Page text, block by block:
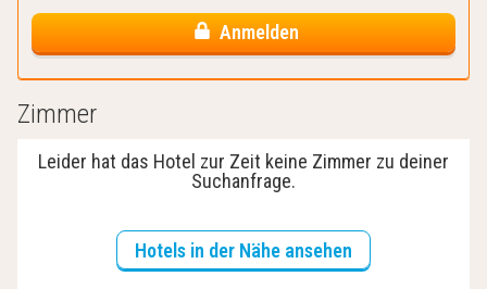
Anmelden
Zimmer
Leider hat das Hotel zur Zeit keine Zimmer zu deiner
Suchanfrage.
Hotels in der Nähe ansehen